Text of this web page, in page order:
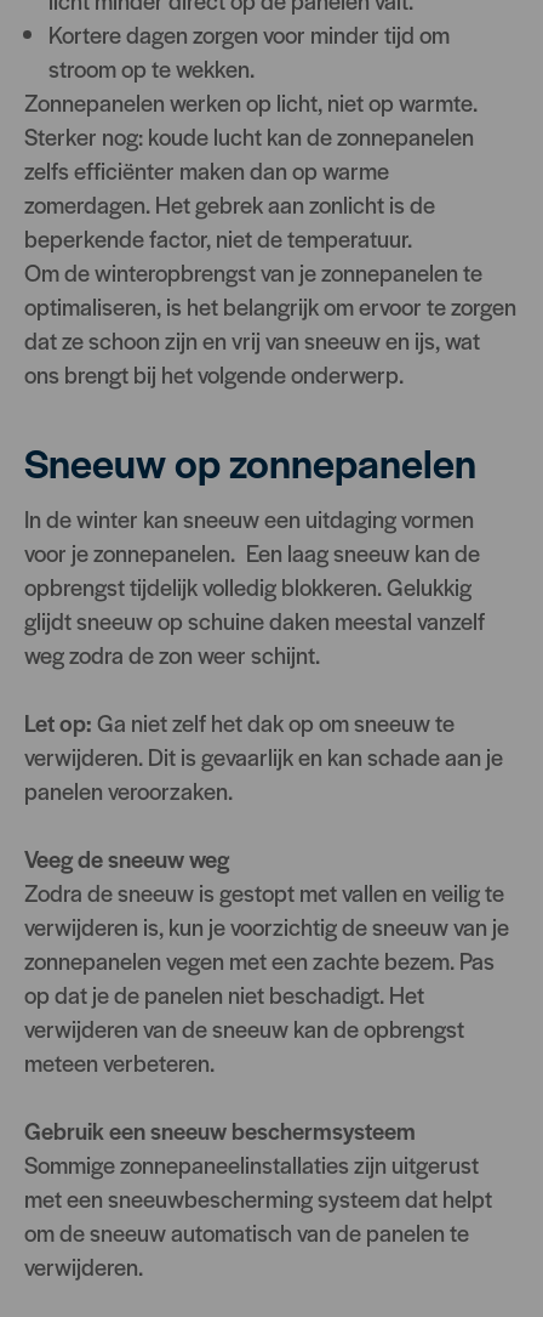
Kortere dagen zorgen voor minder tijd om
stroom op te wekken.
Zonnepanelen werken op licht, niet op warmte.
Sterker nog: koude lucht kan de zonnepanelen
zelfs efficiënter maken dan op warme
zomerdagen. Het gebrek aan zonlicht is de
beperkende factor, niet de temperatuur.
Om de winteropbrengst van je zonnepanelen te
optimaliseren, is het belangrijk om ervoor te zorgen
dat ze schoon zijn en vrij van sneeuw en ijs, wat
ons brengt bij het volgende onderwerp.
Sneeuw op zonnepanelen
In de winter kan sneeuw een uitdaging vormen
voor je zonnepanelen. Een laag sneeuw kan de
opbrengst tijdelijk volledig blokkeren. Gelukkig
glijdt sneeuw op schuine daken meestal vanzelf
weg zodra de zon weer schijnt.
Let op:Ga niet zelf het dak op om sneeuw te
verwijderen. Dit is gevaarlijk en kan schade aan je
panelen veroorzaken.
Veeg de sneeuw weg
Zodra de sneeuw is gestopt met vallen en veilig te
verwijderen is, kun je voorzichtig de sneeuw van je
zonnepanelen vegen met een zachte bezem. Pas
op dat je de panelen niet beschadigt. Het
verwijderen van de sneeuw kan de opbrengst
meteen verbeteren.
Gebruik een sneeuw beschermsysteem
Sommige zonnepaneelinstallaties zijn uitgerust
met een sneeuwbescherming systeem dat helpt
om de sneeuw automatisch van de panelen te
verwijderen.